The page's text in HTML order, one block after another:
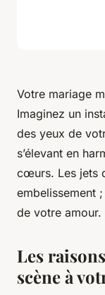
Votre mariage
Imaginez un
des yeux de
s’élevant en
cœurs. Les jets
embelissement
de votre amour.
Les
scène à